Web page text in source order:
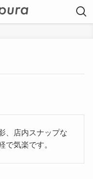
、店内スナップな
で気楽です。